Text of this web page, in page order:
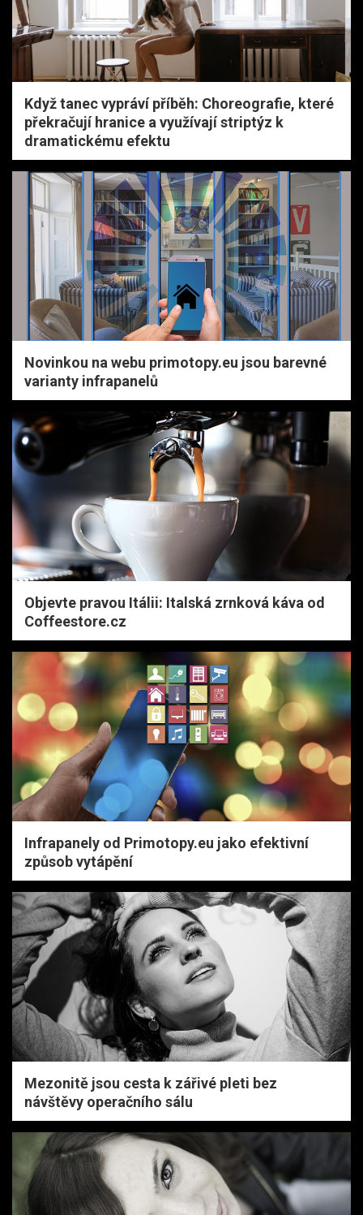
Když tanec vypráví příběh: Choreografie, které
překračují hranice a využívají striptýz k
dramatickému efektu
Novinkou na webu primotopy.eu jsou barevné
varianty infrapanelů
Objevte pravou Itálii: Italská zrnková káva od
Coffeestore.cz
Infrapanely od Primotopy.eu jako efektivní
způsob vytápění
Mezonitě jsou cesta k zářivé pleti bez
návštěvy operačního sálu